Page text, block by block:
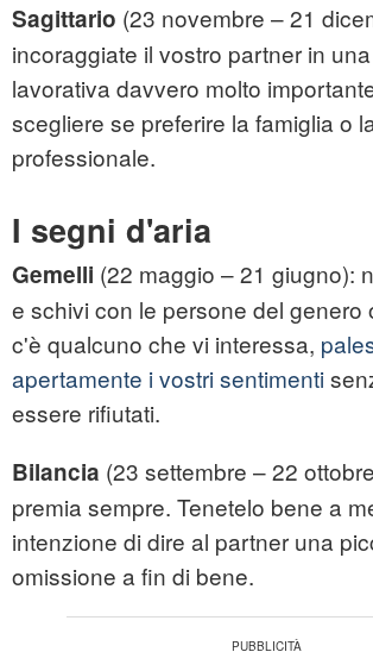
Sagittario (23 novembre – 21
incoraggiate il vostro partner in
lavorativa davvero molto
scegliere se preferire la famiglia o
professionale.
I segni d'aria
Gemelli (22 maggio – 21 giugno):
e schivi con le persone del genero
c'è qualcuno che vi interessa,
apertamente i vostri sentimenti
essere rifiutati.
Bilancia (23 settembre – 22
premia sempre. Tenetelo bene a
intenzione di dire al partner una
omissione a fin di bene.